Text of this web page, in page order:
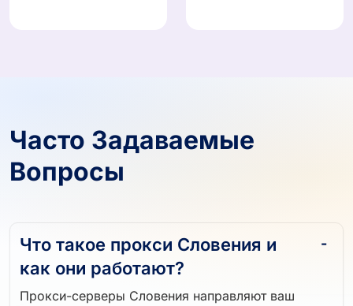
Часто Задаваемые
Вопросы
Что такое прокси Словения и
как они работают?
Прокси-серверы Словения направляют ваш